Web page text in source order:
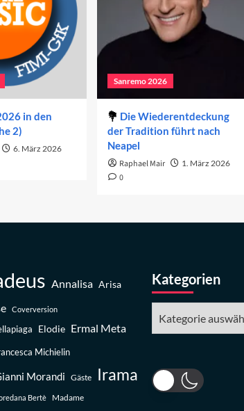
in den
2)
6. März 2026
Sanremo 2026
Die Wiederentdeckung
der Tradition führt nach
Neapel
Raphael Mair 1. März 2026
0
Annalisa Arisa
Coverversion
Elodie Ermal Meta
Michielin
Morandi Gäste Irama
Bertè Madame
Kategorien